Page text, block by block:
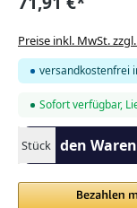
Preise inkl. MwSt.
versandkostenfrei
Sofort verfügbar,
Produkt Anzahl:
StückIn den